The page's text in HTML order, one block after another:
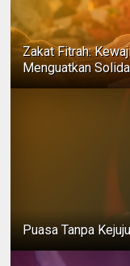
Zakat Fitrah:
Menguatkan
Puasa Tanpa